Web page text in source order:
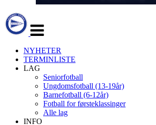
navigasjon
NYHETER
TERMINLISTE
LAG
Seniorfotball
Ungdomsfotball (13-19år)
Barnefotball (6-12år)
Fotball for førsteklassinger
Alle lag
INFO